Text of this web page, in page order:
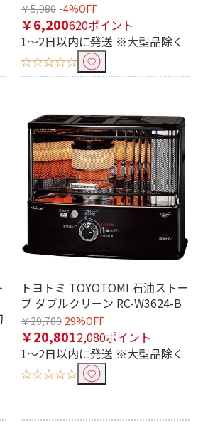
￥5,980 -4%OFF
￥6,200620ポイント
1～2日以内に発送 ※大型品除く
☆☆☆☆☆
トヨトミ TOYOTOMI 石油ストー
ブ ダブルクリーン RC-W3624-B
￥29,700 29%OFF
￥20,8012,080ポイント
1～2日以内に発送 ※大型品除く
☆☆☆☆☆